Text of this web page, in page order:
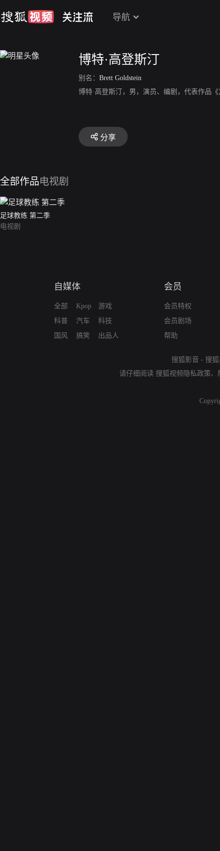
导航
博特·高登斯汀
别名： Brett Goldstein
博特·高登斯汀，男，演员、编剧，代表作品
分享
全部作品电视剧
足球教练 第二季
电视剧
自媒体
全部
科普
国风
Kpop
汽车
搞笑
游戏
科技
出品人
会员
会员特权
会员剧场
帮助
搜狐影音 - 搜
请仔细阅读 搜狐视频隐私政策、